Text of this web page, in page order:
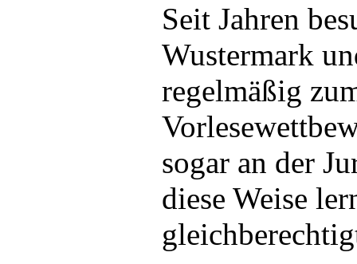
Seit Jahren
Wustermark
regelmäßig
sogar an der
diese Weise